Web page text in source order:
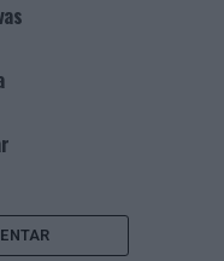
Porto e usufruir
Ferreira, Diretor
todos. O SEA LIFE
10h00 às 18h00,
ao fim de
no local ou no